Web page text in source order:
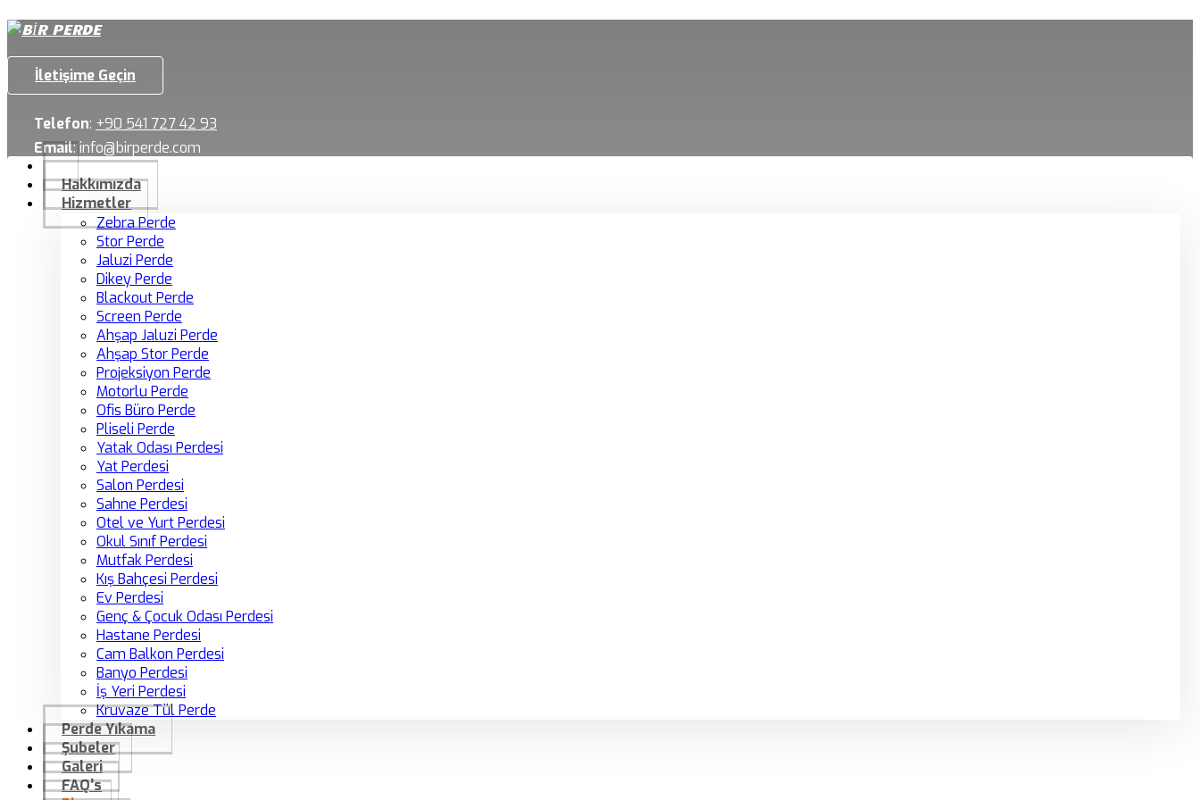
İletişime Geçin
Telefon: +90 541 727 42 93
Email:info@birperde.com
Hakkımızda
Hizmetler
Zebra Perde
Stor Perde
Jaluzi Perde
Dikey Perde
Blackout Perde
Screen Perde
Ahşap Jaluzi Perde
Ahşap Stor Perde
Projeksiyon Perde
Motorlu Perde
Ofis Büro Perde
Pliseli Perde
Yatak Odası Perdesi
Yat Perdesi
Salon Perdesi
Sahne Perdesi
Otel ve Yurt Perdesi
Okul Sınıf Perdesi
Mutfak Perdesi
Kış Bahçesi Perdesi
Ev Perdesi
Genç & Çocuk Odası Perdesi
Hastane Perdesi
Cam Balkon Perdesi
Banyo Perdesi
İş Yeri Perdesi
Kruvaze Tül Perde
Perde Yıkama
Şubeler
Galeri
FAQ’s